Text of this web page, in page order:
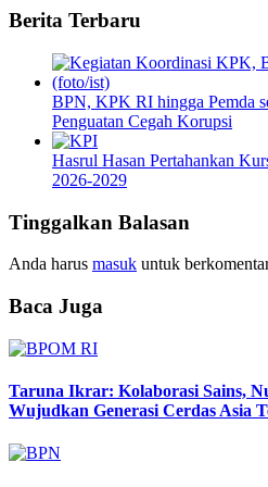
Berita Terbaru
BPN, KPK RI hingga Pemda
Penguatan Cegah Korupsi
Hasrul Hasan Pertahankan
2026-2029
Tinggalkan Balasan
Anda harus masuk untuk
Baca Juga
Taruna Ikrar: Kolaborasi Sains,
Wujudkan Generasi Cerdas Asia